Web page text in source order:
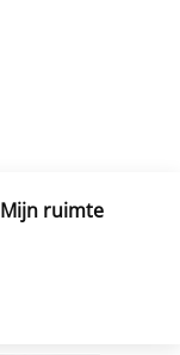
Mijn ruimte